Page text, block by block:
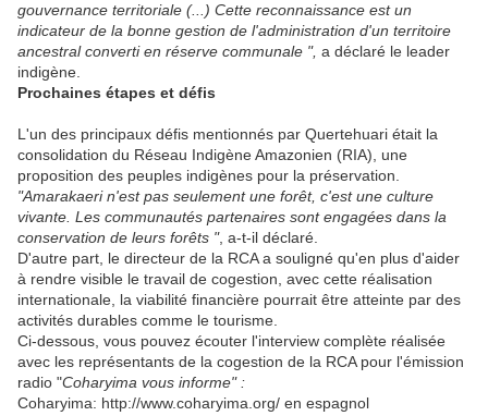
gouvernance territoriale (...) Cette reconnaissance est un
indicateur de la bonne gestion de l'administration d'un territoire
ancestral converti en réserve communale ", a déclaré le leader
indigène.
Prochaines étapes et défis
L'un des principaux défis mentionnés par Quertehuari était la
consolidation du Réseau Indigène Amazonien (RIA), une
proposition des peuples indigènes pour la préservation.
"Amarakaeri n'est pas seulement une forêt, c'est une culture
vivante. Les communautés partenaires sont engagées dans la
conservation de leurs forêts ", a-t-il déclaré.
D'autre part, le directeur de la RCA a souligné qu'en plus d'aider
à rendre visible le travail de cogestion, avec cette réalisation
internationale, la viabilité financière pourrait être atteinte par des
activités durables comme le tourisme.
Ci-dessous, vous pouvez écouter l'interview complète réalisée
avec les représentants de la cogestion de la RCA pour l'émission
radio "Coharyima vous informe" :
Coharyima: http://www.coharyima.org/ en espagnol